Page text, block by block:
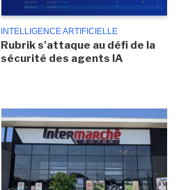
INTELLIGENCE ARTIFICIELLE
Rubrik s'attaque au défi de la
sécurité des agents IA